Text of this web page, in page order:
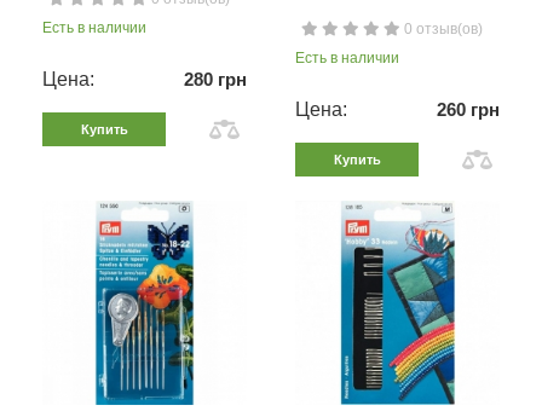
Есть в наличии
Цена: 280 грн
Купить
0 отзыв(ов)
Есть в наличии
Цена: 260 грн
Купить